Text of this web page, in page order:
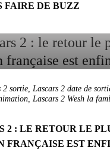
FAIRE DE BUZZ
2 sortie, Lascars 2 date de
, Lascars 2 Wesh la
2 : LE RETOUR LE
FRANÇAISE EST